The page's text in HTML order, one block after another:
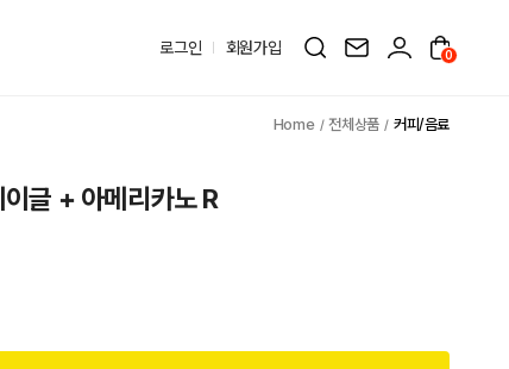
로그인 회원가입 0
전체상품 커피/음료
글 + 아메리카노 R